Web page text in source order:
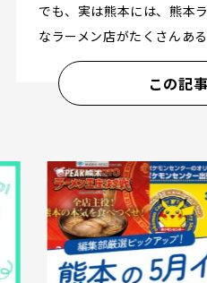
でも、実は熊本には、熊本
なラーメン店がたくさんあ
この記